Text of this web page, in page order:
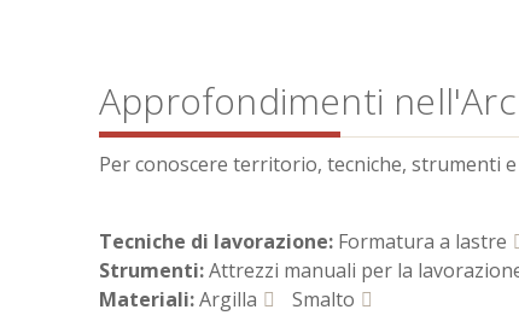
Approfondimenti
Per conoscere territorio, tecniche, strumenti
Tecniche di lavorazione: Formatura a lastre
Strumenti:Attrezzi manuali per la
Materiali:Argilla Smalto